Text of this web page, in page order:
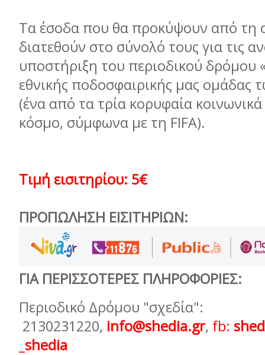
Τα έσοδα που θα προκύψουν από τη
διατεθούν στο σύνολό τους για τις
υποστήριξη του περιοδικού δρόμου
εθνικής ποδοσφαιρικής μας ομάδας
(ένα από τα τρία κορυφαία
κόσμο, σύμφωνα με τη FIFA).
Τιμή εισιτηρίου: 5€
ΠΡΟΠΩΛΗΣΗ ΕΙΣΙΤΗΡΙΩΝ:
ΓΙΑ ΠΕΡΙΣΣΟΤΕΡΕΣ ΠΛΗΡΟΦΟΡΙΕΣ:
Περιοδικό Δρόμου "σχεδία":
2130231220, info@shedia.gr, fb:
shedia